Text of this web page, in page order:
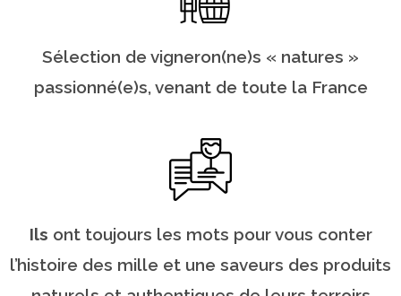
Sélection de vigneron(ne)s « natures »
passionné(e)s, venant de toute la France
Ils ont toujours les mots pour vous conter
l’histoire des mille et une saveurs des produits